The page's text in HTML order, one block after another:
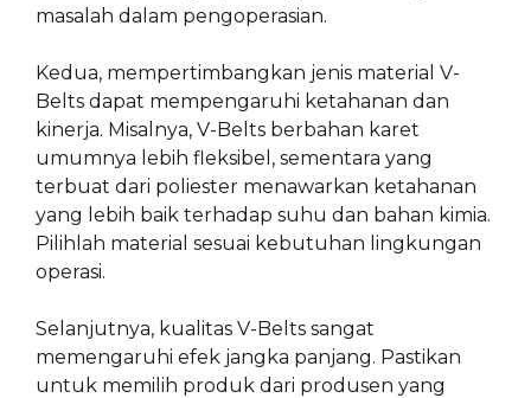
masalah dalam pengoperasian.
Kedua, mempertimbangkan jenis material V-
Belts dapat mempengaruhi ketahanan dan
kinerja. Misalnya, V-Belts berbahan karet
umumnya lebih fleksibel, sementara yang
terbuat dari poliester menawarkan ketahanan
yang lebih baik terhadap suhu dan bahan kimia.
Pilihlah material sesuai kebutuhan lingkungan
operasi.
Selanjutnya, kualitas V-Belts sangat
memengaruhi efek jangka panjang. Pastikan
untuk memilih produk dari produsen yang